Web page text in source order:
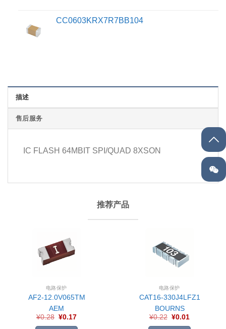
CC0603KRX7R7BB104
描述
售后服务
IC FLASH 64MBIT SPI/QUAD 8XSON
推荐产品
电路保护
AF2-12.0V065TM
AEM
¥0.28 ¥0.17
电路保护
CAT16-330J4LFZ1
BOURNS
¥0.22 ¥0.01